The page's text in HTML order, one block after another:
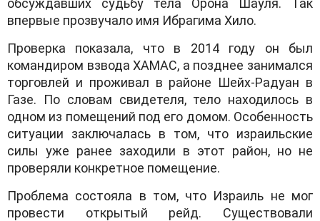
впервые прозвучало имя Ибрагима Хило.
Проверка показала, что в 2014 году он был
командиром взвода ХАМАС, а позднее занимался
торговлей и проживал в районе Шейх-Радуан в
Газе. По словам свидетеля, тело находилось в
одном из помещений под его домом. Особенность
ситуации заключалась в том, что израильские
силы уже ранее заходили в этот район, но не
проверяли конкретное помещение.
Проблема состояла в том, что Израиль не мог
провести открытый рейд. Существовали